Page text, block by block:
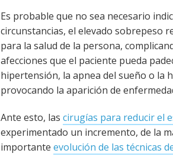
Es probable que no sea necesario
circunstancias, el elevado sobrepeso
para la salud de la persona,
afecciones que el paciente pueda
hipertensión, la apnea del sueño o la
provocando la aparición de
Ante esto, las cirugías para reducir el
experimentado un incremento, de la
importante evolución de las técnicas